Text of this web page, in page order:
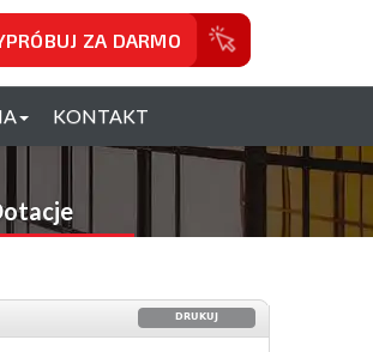
ZA DARMO
KONTAKT
DRUKUJ